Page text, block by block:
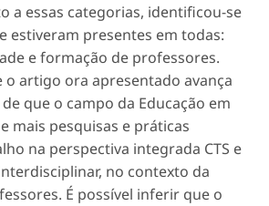
a essas categorias, identificou-se
estiveram presentes em todas:
e formação de professores.
o artigo ora apresentado avança
que o campo da Educação em
mais pesquisas e práticas
na perspectiva integrada CTS e
no contexto da
É possível inferir que o